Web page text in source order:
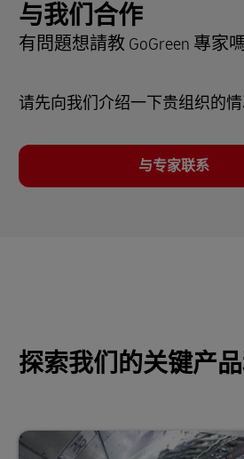
与我们合作
有問題想請教 GoGreen 專家嗎
请先向我们介绍一下贵组织的情
与专家联系
探索我们的关键产